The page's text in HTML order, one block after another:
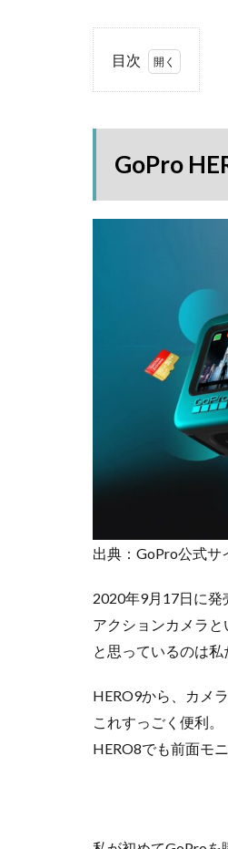
目次
HERO9
2
公
式
セ
サ
ー
も
安
購
で
き
文
GoPro
出典：GoPro公式サ
2020年9月17日に発
アクションカメラと
と思っているのは私
HERO9から、カメ
これすっごく便利。
HERO8でも前面モ